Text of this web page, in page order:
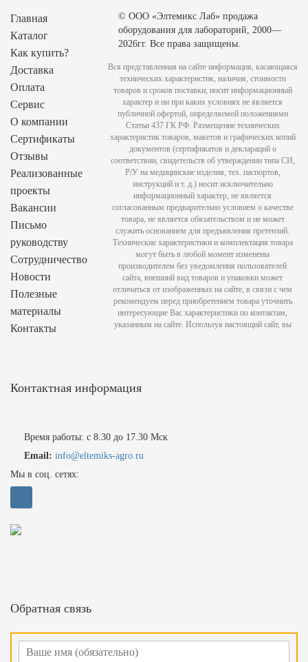
Главная
Каталог
Как купить?
Доставка
Оплата
Сервис
О компании
Сертификаты
Отзывы
Реализованные
проекты
Вакансии
Письмо
руководству
Сотрудничество
Новости
Полезные
материалы
Контакты
Контактная информация
Время работы: с 8.30 до 17.30 Мск
Email: info@eltemiks-agro.ru
Мы в соц. сетях:
Обратная связь
© ООО «Элтемикс Лаб» продажа
оборудования для лабораторий, 2000—
2026гг. Все права защищены.
Вся представленная на сайте информация, касающаяся
технических характеристик, наличия, стоимости
товаров и сроков поставки, носит информационный
характер и ни при каких условиях не является
публичной офертой, определяемой положениями
Статьи 437 ГК РФ. Размещение технических
характеристик товаров, макетов и графических копий
документов (сертификатов и деклараций о
соответствии, свидетельств об утверждении типа СИ,
Р/У на медицинские изделия, тех. паспортов,
инструкций и т. д.) носит исключительно
информационный характер, не является
согласованным предварительно условием о качестве
товара, не является обязательством и не может
служить основанием для предъявления претензий.
Технические характеристики и комплектация товара
могут быть в любой момент изменены
производителем без уведомления пользователей
сайта, внешний вид товаров и упаковки может
отличаться от изображенных на сайте, в связи с чем
рекомендуем перед приобретением товара уточнить
интересующие Вас характеристики по контактам,
указанным на сайте. Используя настоящий сайт, вы